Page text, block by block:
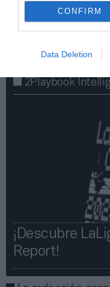
CONFIRM
Data Deletion
y
2Playbook
¡Descubre
Report!​​